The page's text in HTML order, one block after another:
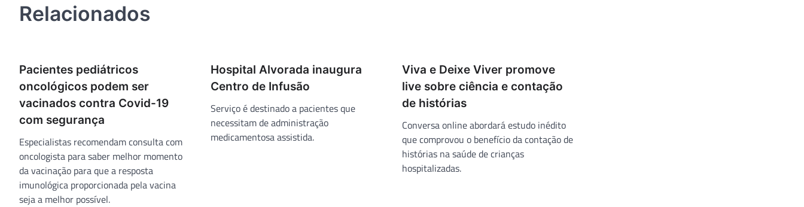
Relacionados
Pacientes pediátricos
oncológicos podem ser
vacinados contra Covid-19
com segurança
Especialistas recomendam consulta com
oncologista para saber melhor momento
da vacinação para que a resposta
imunológica proporcionada pela vacina
seja a melhor possível.
Hospital Alvorada inaugura
Centro de Infusão
Serviço é destinado a pacientes que
necessitam de administração
medicamentosa assistida.
Viva e Deixe Viver promove
live sobre ciência e contação
de histórias
Conversa online abordará estudo inédito
que comprovou o benefício da contação de
histórias na saúde de crianças
hospitalizadas.